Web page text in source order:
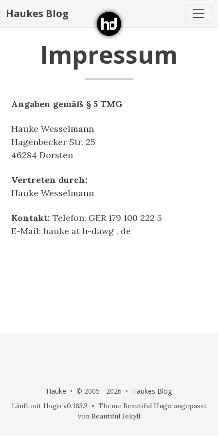
Haukes Blog
Impressum
Angaben gemäß § 5 TMG
Hauke Wesselmann
Hagenbecker Str. 25
46284 Dorsten
Vertreten durch:
Hauke Wesselmann
Kontakt: Telefon: GER 179 100 222 5
E-Mail: hauke at h-dawg . de
Hauke • © 2005 - 2026 • Haukes Blog
Läuft mit Hugo v0.163.2 • Theme Beautiful Hugo angepasst
von Beautiful Jekyll